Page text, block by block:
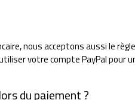
nous acceptons aussi le
votre compte PayPal pour
du paiement ?